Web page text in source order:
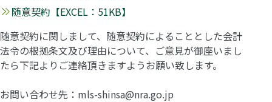
随意契約【EXCEL：51KB】
随意契約に関しまして、随意契約によることとした会計
法令の根拠条文及び理由について、ご意見が御座いまし
たら下記よりご連絡頂きますようお願い致します。
お問い合わせ先：mls-shinsa@nra.go.jp